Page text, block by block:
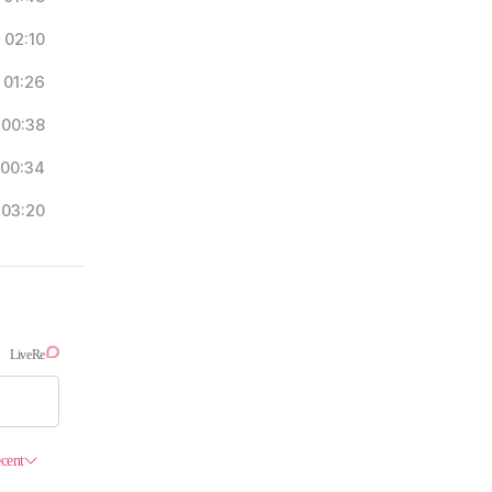
02:10
01:26
00:38
00:34
03:20